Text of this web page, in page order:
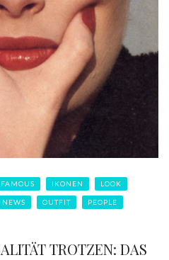
FAMOUS IKONEN LOOK
NEWS OUTFIT PEOPLE
TROTZEN: DAS